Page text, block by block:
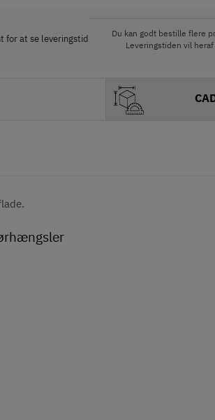
for at se leveringstid
Du kan godt bestille flere
Leveringstiden vil